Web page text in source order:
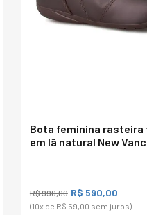
Bota feminina rasteira
em lã natural New
R$ 990,00 R$ 590,00
(10x de R$ 59,00 sem juros)